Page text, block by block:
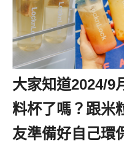
大家知道2024/9
料杯了嗎？跟米
友準備好自己環